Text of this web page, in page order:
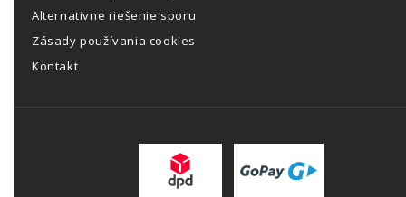
Alternativne riešenie sporu
Zásady používania cookies
Kontakt